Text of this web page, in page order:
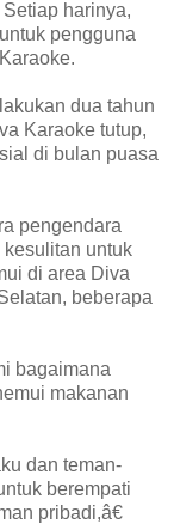
harinya,
pengguna
dua tahun
Karaoke tutup,
di bulan puasa
pengendara
kesulitan untuk
di area Diva
beberapa
bagaimana
makanan
dan teman-
berempati
pribadi,â€